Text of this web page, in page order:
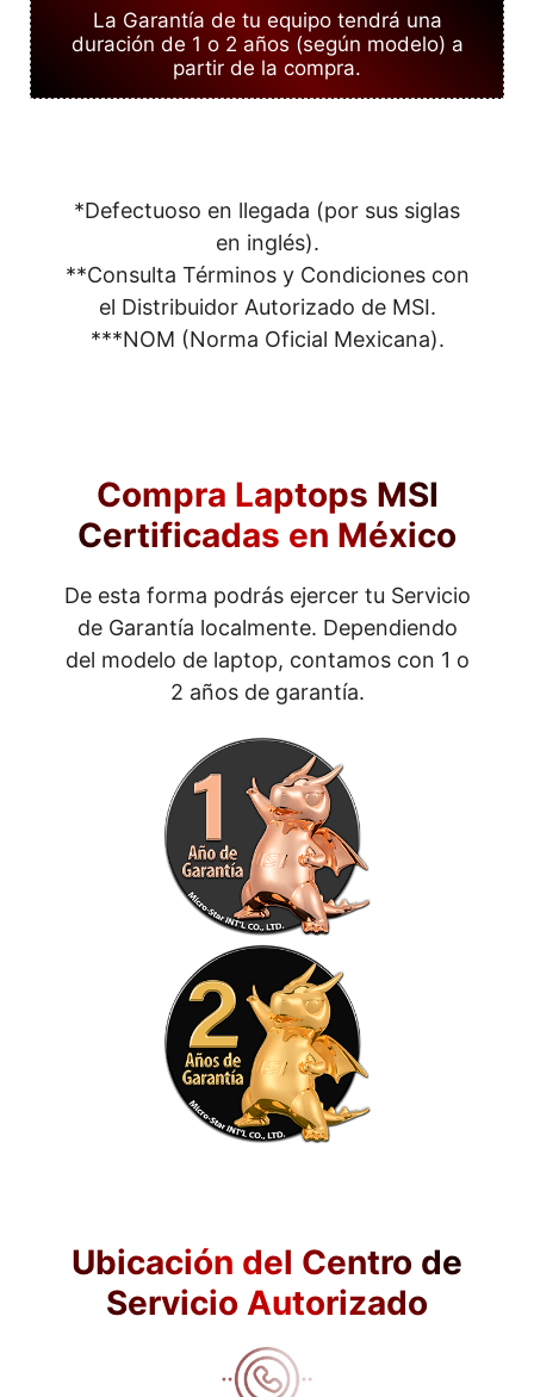
La Garantía de tu equipo tendrá una
duración de 1 o 2 años (según modelo) a
partir de la compra.
*Defectuoso en llegada (por sus siglas
en inglés).
**Consulta Términos y Condiciones con
el Distribuidor Autorizado de MSI.
***NOM (Norma Oficial Mexicana).
Compra Laptops MSI
Certificadas en México
De esta forma podrás ejercer tu Servicio
de Garantía localmente. Dependiendo
del modelo de laptop, contamos con 1 o
2 años de garantía.
Ubicación del Centro de
Servicio Autorizado